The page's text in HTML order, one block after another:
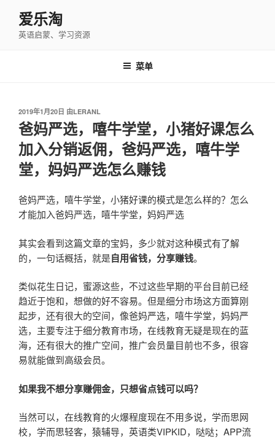
爱乐淘
英语启蒙、学习资源
菜单
发
布
于
2019年1月20日 由LERANL
爸妈严选，嘻牛学堂，小猪好课怎么
加入分销返佣，爸妈严选，嘻牛学
堂，妈妈严选怎么赚钱
爸妈严选，嘻牛学堂，小猪好课的模式是怎么样的？怎么
才能加入爸妈严选，嘻牛学堂，妈妈严选
其实会看到这篇文章的宝妈，多少就对这种模式有了解
的，一句话概括，就是自用省钱，分享赚钱。
类似花生日记，蜜源这些，不过这些早期的平台目前已经
趋近于饱和，想做的好不容易。但是细分市场这方面算刚
起步，还有很大的空间，像爸妈严选，嘻牛学堂，妈妈严
选，主要专注于细分教育市场，在线教育无疑是现在的蓝
海，还有很大的推广空间，推广会员量目前也不多，很容
易就能做到高级会员。
如果我不想分享赚佣金，只想省点钱可以吗？
当然可以，在线教育的火爆程度现在不用多说，学而思网
校，学而思轻客，猿辅导，英语类VIPKID，哒哒；APP流